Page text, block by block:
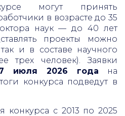
могут принять
в возрасте до 35
наук — до 40 лет
проекты можно
и в составе научного
трех человек). Заявки
июля 2026 года на
конкурса подведут в
конкурса с 2013 по 2025